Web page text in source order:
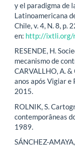
y el paradigma de
Latinoamericana
Chile, v. 4, N. 8, p.
en: http://ixtli.org/
RESENDE, H.
mecanismo de
CARVALLHO, A. &
anos após Vigiar
2015.
ROLNIK, S.
contemporâneas
1989.
SÁNCHEZ-